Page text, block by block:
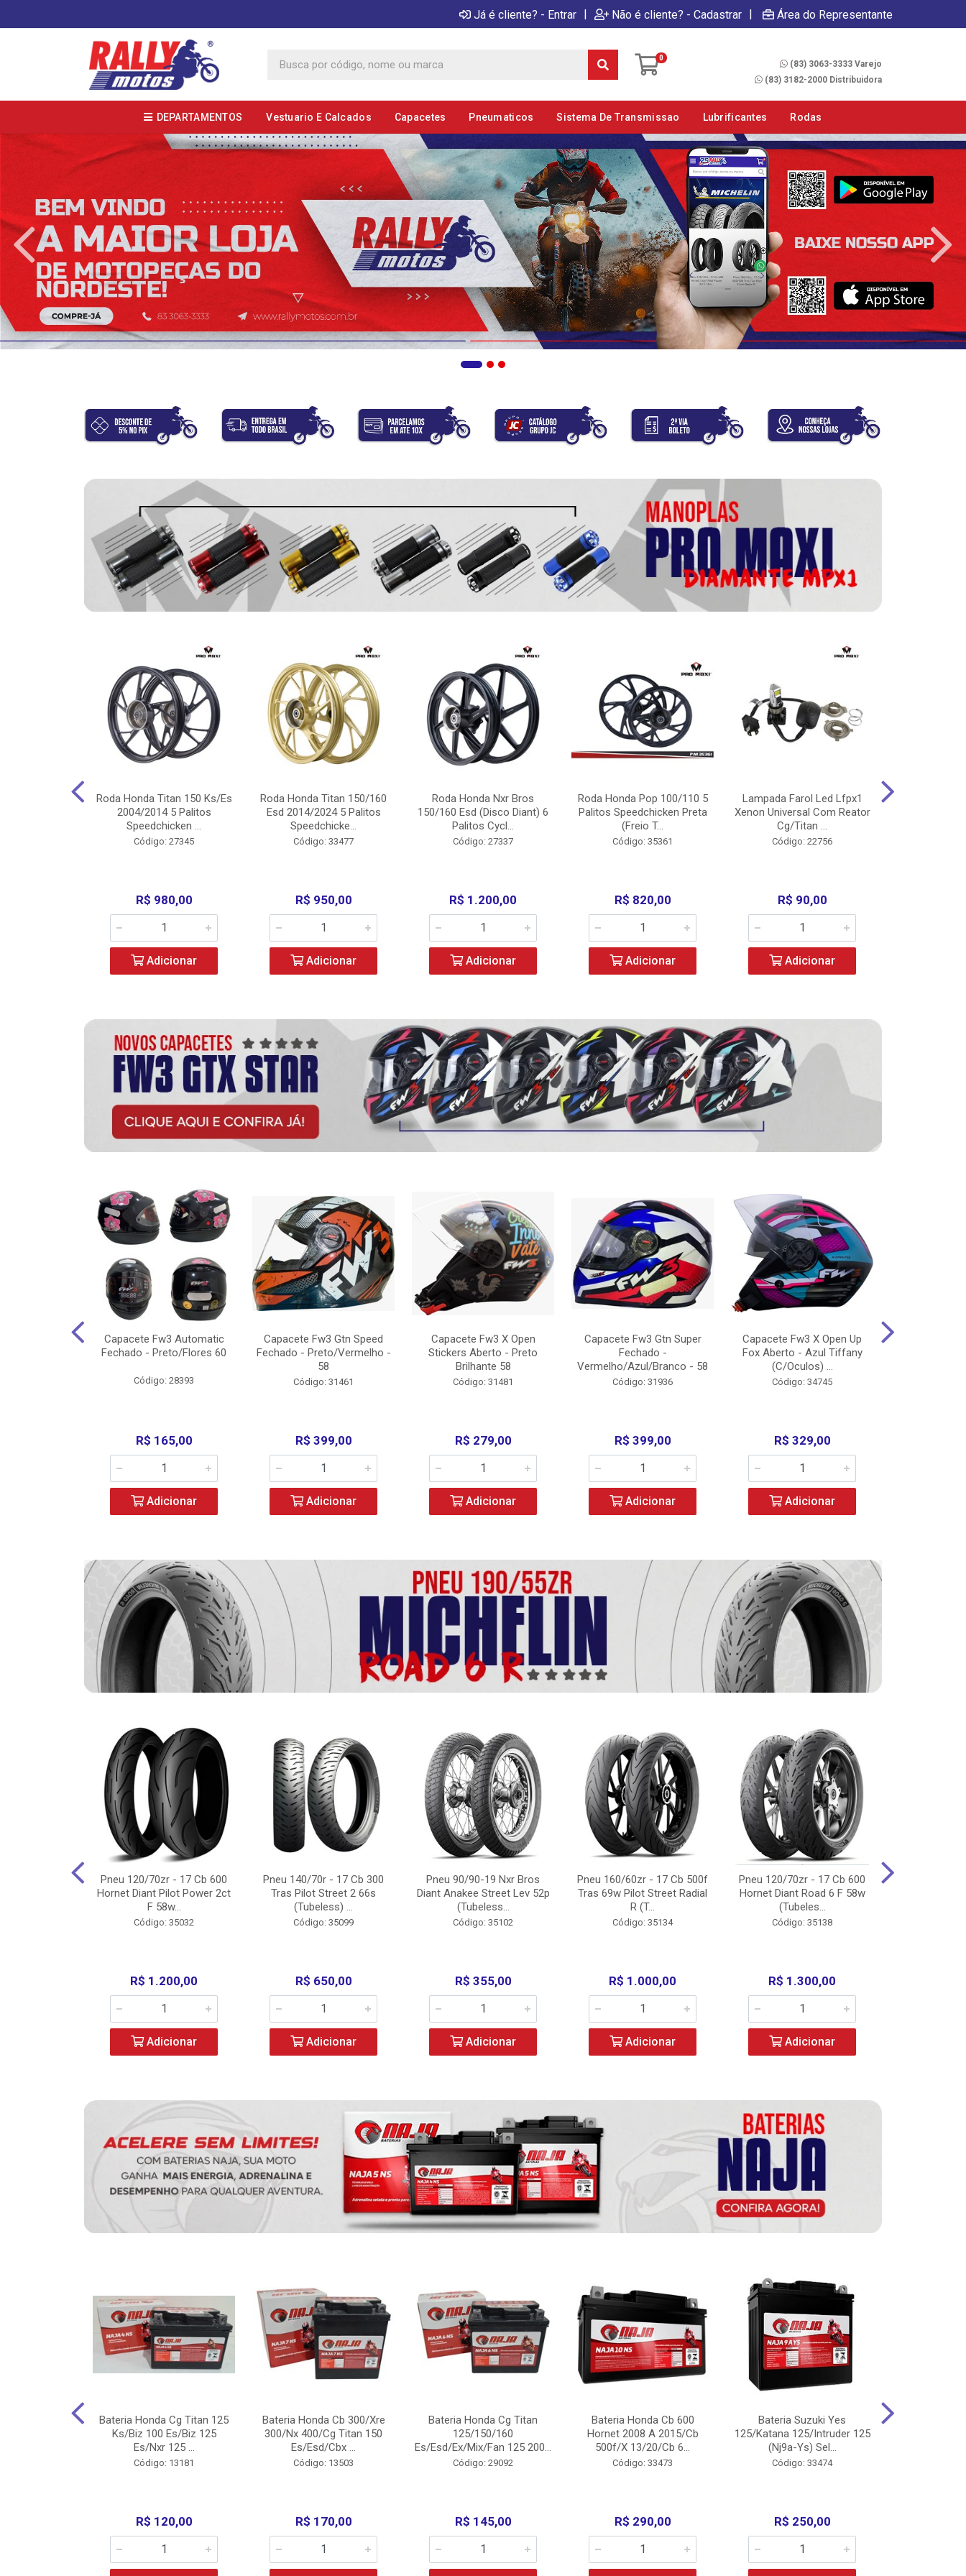
Já é cliente? - Entrar | Não é cliente? - Cadastrar | Área do Representante
0
(83) 3063-3333 Varejo
(83) 3182-2000 Distribuidora
DEPARTAMENTOS Vestuario E Calcados Capacetes Pneumaticos Sistema De Transmissao Lubrificantes Rodas
Roda Honda Titan 150 Ks/Es
2004/2014 5 Palitos
Speedchicken ...
Código: 27345
R$ 980,00
Adicionar
Roda Honda Titan 150/160
Esd 2014/2024 5 Palitos
Speedchicke...
Código: 33477
R$ 950,00
Adicionar
Roda Honda Nxr Bros
150/160 Esd (Disco Diant) 6
Palitos Cycl...
Código: 27337
R$ 1.200,00
Adicionar
Roda Honda Pop 100/110 5
Palitos Speedchicken Preta
(Freio T...
Código: 35361
R$ 820,00
Adicionar
Lampada Farol Led Lfpx1
Xenon Universal Com Reator
Cg/Titan ...
Código: 22756
R$ 90,00
Adicionar
Capacete Fw3 Automatic
Fechado - Preto/Flores 60
Código: 28393
R$ 165,00
Adicionar
Capacete Fw3 Gtn Speed
Fechado - Preto/Vermelho -
58
Código: 31461
R$ 399,00
Adicionar
Capacete Fw3 X Open
Stickers Aberto - Preto
Brilhante 58
Código: 31481
R$ 279,00
Adicionar
Capacete Fw3 Gtn Super
Fechado -
Vermelho/Azul/Branco - 58
Código: 31936
R$ 399,00
Adicionar
Capacete Fw3 X Open Up
Fox Aberto - Azul Tiffany
(C/Oculos) ...
Código: 34745
R$ 329,00
Adicionar
Pneu 120/70zr - 17 Cb 600
Hornet Diant Pilot Power 2ct
F 58w...
Código: 35032
R$ 1.200,00
Adicionar
Pneu 140/70r - 17 Cb 300
Tras Pilot Street 2 66s
(Tubeless) ...
Código: 35099
R$ 650,00
Adicionar
Pneu 90/90-19 Nxr Bros
Diant Anakee Street Lev 52p
(Tubeless...
Código: 35102
R$ 355,00
Adicionar
Pneu 160/60zr - 17 Cb 500f
Tras 69w Pilot Street Radial
R (T...
Código: 35134
R$ 1.000,00
Adicionar
Pneu 120/70zr - 17 Cb 600
Hornet Diant Road 6 F 58w
(Tubeles...
Código: 35138
R$ 1.300,00
Adicionar
Bateria Honda Cg Titan 125
Ks/Biz 100 Es/Biz 125
Es/Nxr 125 ...
Código: 13181
R$ 120,00
Bateria Honda Cb 300/Xre
300/Nx 400/Cg Titan 150
Es/Esd/Cbx ...
Código: 13503
R$ 170,00
Bateria Honda Cg Titan
125/150/160
Es/Esd/Ex/Mix/Fan 125 200...
Código: 29092
R$ 145,00
Bateria Honda Cb 600
Hornet 2008 A 2015/Cb
500f/X 13/20/Cb 6...
Código: 33473
R$ 290,00
Bateria Suzuki Yes
125/Katana 125/Intruder 125
(Nj9a-Ys) Sel...
Código: 33474
R$ 250,00